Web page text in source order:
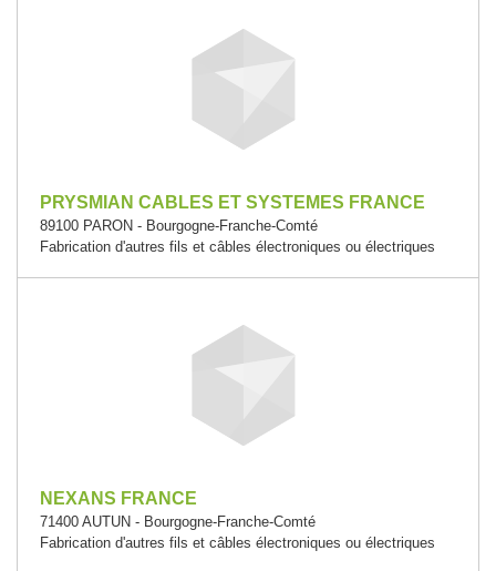
PRYSMIAN CABLES ET SYSTEMES FRANCE
89100 PARON - Bourgogne-Franche-Comté
Fabrication d'autres fils et câbles électroniques ou électriques
NEXANS FRANCE
71400 AUTUN - Bourgogne-Franche-Comté
Fabrication d'autres fils et câbles électroniques ou électriques